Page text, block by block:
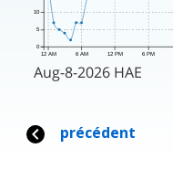
12 AM 6 AM 12 PM 6 PM
0
5
10
Aug-8-2026 HAE
précédent